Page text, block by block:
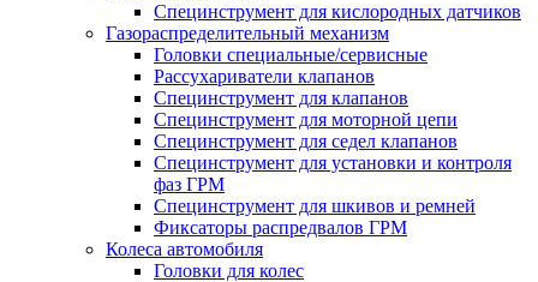
Специнструмент для кислородных датчиков
Газораспределительный механизм
Головки специальные/сервисные
Рассухариватели клапанов
Специнструмент для клапанов
Специнструмент для моторной цепи
Специнструмент для седел клапанов
Специнструмент для установки и контроля
фаз ГРМ
Специнструмент для шкивов и ремней
Фиксаторы распредвалов ГРМ
Колеса автомобиля
Головки для колес